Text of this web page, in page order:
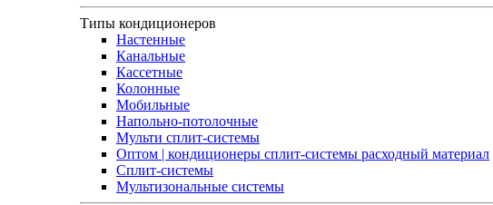
Типы кондиционеров
Настенные
Канальные
Кассетные
Колонные
Мобильные
Напольно-потолочные
Мульти сплит-системы
Оптом | кондиционеры сплит-системы расходный материал
Сплит-системы
Мультизональные системы